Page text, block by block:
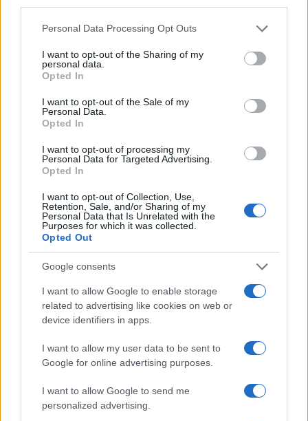
Please note that this website/app uses one or more Google
not limited to your visit or usage behaviour. You may click to
grant or deny consent to Google and its third-party tags to
use your data for below specified purposes in below Google
consent section.
Personal Data Processing Opt Outs
I want to opt-out of the Sharing of my
personal data.
Opted In
I want to opt-out of the Sale of my
Personal Data.
Opted In
I want to opt-out of processing my
Personal Data for Targeted Advertising.
Opted In
I want to opt-out of Collection, Use,
Retention, Sale, and/or Sharing of my
Personal Data that Is Unrelated with the
Purposes for which it was collected.
Opted Out
Google consents
I want to allow Google to enable storage
related to advertising like cookies on web or
device identifiers in apps.
I want to allow my user data to be sent to
Google for online advertising purposes.
I want to allow Google to send me
personalized advertising.
emergentes y competencias clave
Descubre cómo elegir la mejor opción en STEAM:…
CIENCIA Y TECNOLOGÍA
Un hombre compra el primer mensaje
SMS de la historia por 107.000 euros